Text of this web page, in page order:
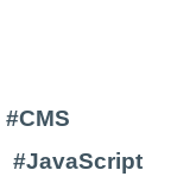
#CMS
#JavaScript